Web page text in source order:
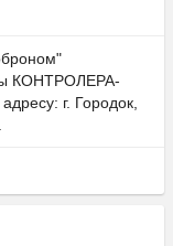
КОНТРОЛЕРА-
г. Городок,